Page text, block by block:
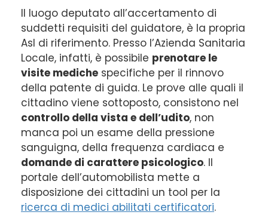
Il luogo deputato all’accertamento di
suddetti requisiti del guidatore, è la propria
Asl di riferimento. Presso l’Azienda Sanitaria
Locale, infatti, è possibile prenotare le
visite mediche specifiche per il rinnovo
della patente di guida. Le prove alle quali il
cittadino viene sottoposto, consistono nel
controllo della vista e dell’udito, non
manca poi un esame della pressione
sanguigna, della frequenza cardiaca e
domande di carattere psicologico. Il
portale dell’automobilista mette a
disposizione dei cittadini un tool per la
ricerca di medici abilitati certificatori.